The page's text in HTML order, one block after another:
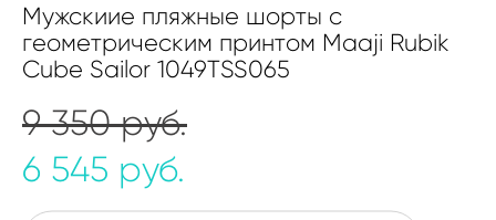
Мужскиие пляжные шорты с
геометрическим принтом Maaji Rubik
Cube Sailor 1049TSS065
9 350 pуб.
6 545 pуб.